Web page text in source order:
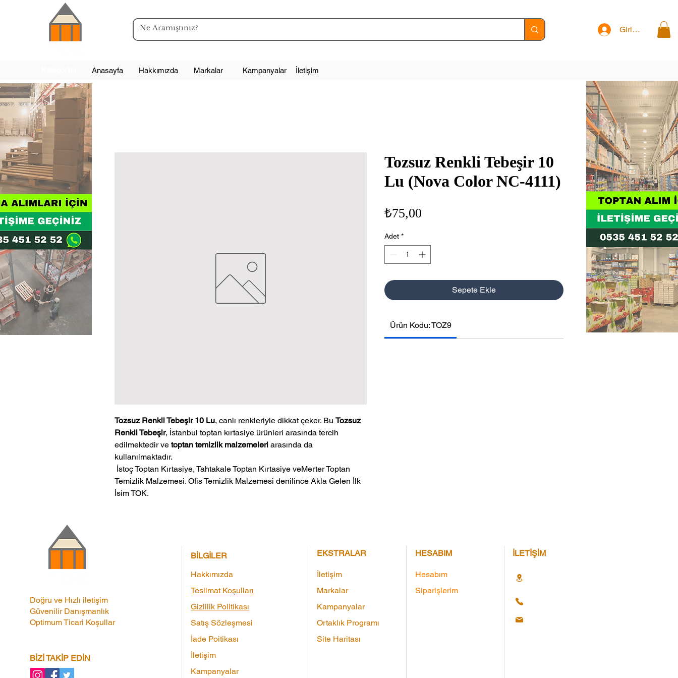
Giriş Yap
Anasayfa Hakkımızda Markalar Kampanyalar İletişim
Tozsuz Renkli Tebeşir 10 Lu, canlı renkleriyle dikkat çeker. Bu Tozsuz
Renkli Tebeşir, İstanbul toptan kırtasiye ürünleri arasında tercih
edilmektedir ve toptan temizlik malzemeleri arasında da
kullanılmaktadır.
Temizlik Malzemesi. Ofis Temizlik Malzemesi denilince Akla Gelen İlk
İsim TOK.
Tozsuz Renkli Tebeşir 10
Lu (Nova Color NC-4111)
₺75,00
Adet *
Sepete Ekle
Ürün Kodu: TOZ9
Doğru ve Hızlı iletişim
Güvenilir Danışmanlık
Optimum Ticari Koşullar
BİZİ TAKİP EDİN
BİLGİLER
Hakkımızda
Teslimat Koşulları
Gizlilik Politikası
Satış Sözleşmesi
İade Poitikası
İletişim
Kampanyalar
EKSTRALAR
İletişim
Markalar
Kampanyalar
Ortaklık Programı
Site Haritası
HESABIM
Hesabım
Siparişlerim
İLETİŞİM